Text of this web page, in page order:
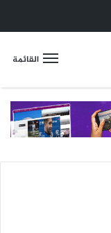
القائمة